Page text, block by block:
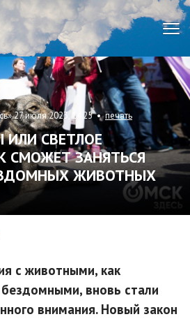
27 июля 2023, 14:25 •печать
СВЕТЛОЕ
СМОЖЕТ ЗАНЯТЬСЯ
ЖИВОТНЫХ
с животными, как
вновь стали
внимания. Новый закон